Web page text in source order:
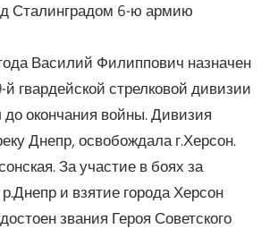
Сталинградом 6-ю армию
Василий Филиппович назначен
гвардейской стрелковой дивизии
окончания войны. Дивизия
Днепр, освобождала г.Херсон.
За участие в боях за
и взятие города Херсон
звания Героя Советского